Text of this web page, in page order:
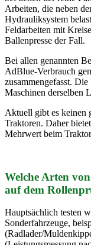
Arbeiten, die neben
Hydrauliksystem
Feldarbeiten mit
Ballenpresse der Fall.
Bei allen genannten
AdBlue-Verbrauch
zusammengefasst.
Maschinen derselben
Aktuell gibt es keinen
Traktoren. Daher
Mehrwert beim
Welche Arten
auf dem
Hauptsächlich testen
Sonderfahrzeuge,
(Radlader/